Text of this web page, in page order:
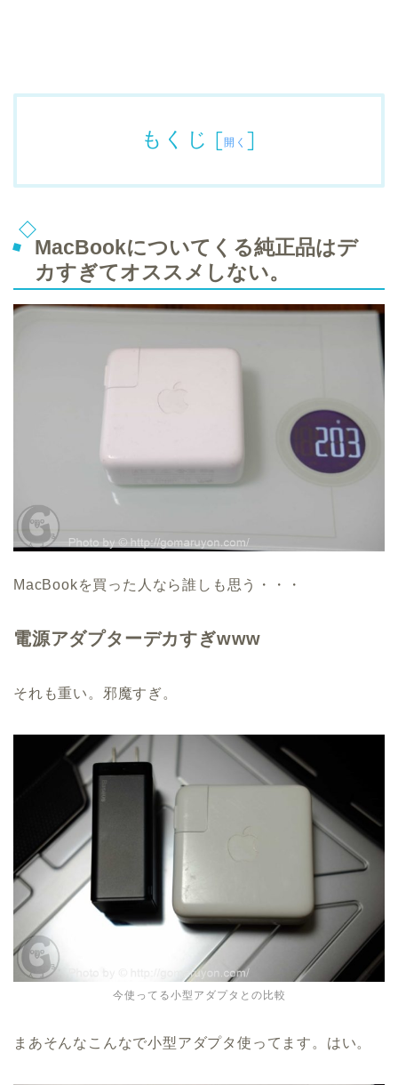
もくじ [開く ]
MacBookについてくる純正品はデ
カすぎてオススメしない。
MacBookを買った人なら誰しも思う・・・
電源アダプターデカすぎwww
それも重い。邪魔すぎ。
今使ってる小型アダプタとの比較
まあそんなこんなで小型アダプタ使ってます。はい。